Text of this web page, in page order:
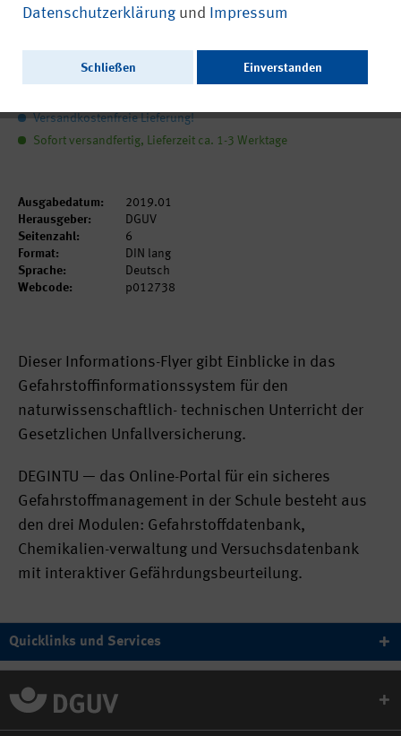
12738
Versandkostenfreie Lieferung!
Sofort versandfertig, Lieferzeit ca. 1-3 Werktage
Ausgabedatum:
2019.01
Herausgeber:
DGUV
Seitenzahl:
6
Format:
DIN lang
Sprache:
Deutsch
Webcode:
p012738
​Dieser Informations-Flyer gibt Einblicke in das
Gefahrstoffinformationssystem für den
naturwissenschaftlich- technischen Unterricht der
Gesetzlichen Unfallversicherung.
DEGINTU — das Online-Portal für ein sicheres
Gefahrstoffmanagement in der Schule besteht aus
den drei Modulen: Gefahrstoffdatenbank,
Chemikalien-verwaltung und Versuchsdatenbank
mit interaktiver Gefährdungsbeurteilung.
Quicklinks und Services
Datenschutzerklärung und Impressum
Schließen Einverstanden